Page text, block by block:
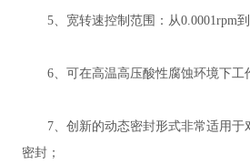
5、宽转速控制范围：从0.0001rpm到
6、可在高温高压酸性腐蚀环境下工
7、创新的动态密封形式非常适用于
密封；